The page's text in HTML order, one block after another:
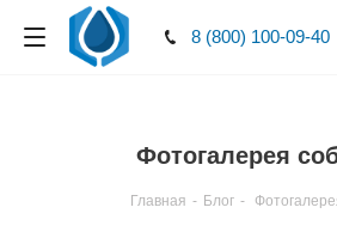
8 (800) 100-09-40
Фотогалерея
Главная - Блог -